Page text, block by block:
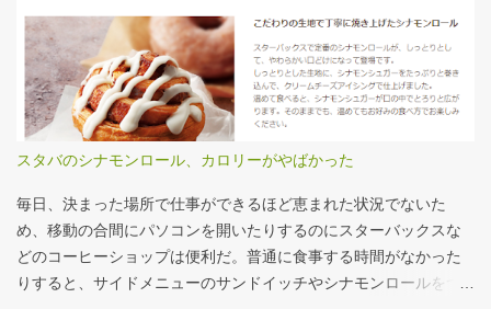
ストグラムなどをあわせて見れば、相対的なポジションが分かり
やすい。朝日新聞の記事は、人が一緒に写っているので大きさを
把握しやすい。 そういえば、大きさ比較でタバコの箱を横に並べ
るのって、最近見かけないなぁ・・・。このご時世、タバコはNG
なのか？？
だ。ただ、その見直し内容も微妙では？？？というのが記事の主
旨。 AIにまとめさせるとこんな感じ。 日頃、各方面から「話が長
い」と言われているので、自分が話すよりAIが話した方がよいと
言われるのは時間の問題だろう。
スタバのシナモンロール、カロリーがやばかった
毎日、決まった場所で仕事ができるほど恵まれた状況でないた
め、移動の合間にパソコンを開いたりするのにスターバックスな
どのコーヒーショップは便利だ。普通に食事する時間がなかった
りすると、サイドメニューのサンドイッチやシナモンロールをつ